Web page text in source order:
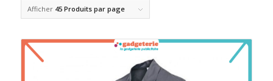
Afficher 45 Produits par page